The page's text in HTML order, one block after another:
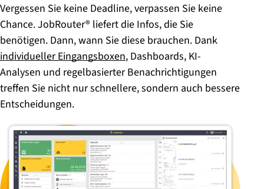
Vergessen Sie keine Deadline, verpassen Sie keine
Chance. JobRouter® liefert die Infos, die Sie
benötigen. Dann, wann Sie diese brauchen. Dank
individueller Eingangsboxen, Dashboards, KI-
Analysen und regelbasierter Benachrichtigungen
treffen Sie nicht nur schnellere, sondern auch bessere
Entscheidungen.